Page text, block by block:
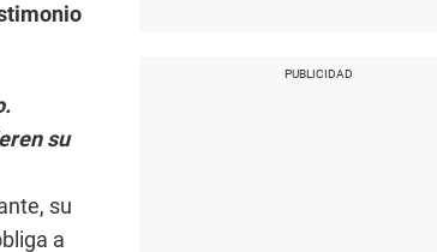
su
su
a